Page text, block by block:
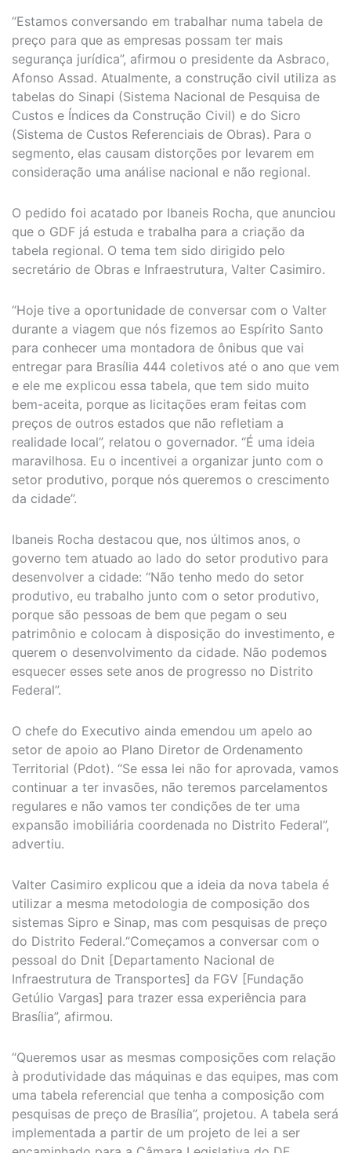
“Estamos conversando em trabalhar numa tabela de
preço para que as empresas possam ter mais
segurança jurídica”, afirmou o presidente da Asbraco,
Afonso Assad. Atualmente, a construção civil utiliza as
tabelas do Sinapi (Sistema Nacional de Pesquisa de
Custos e Índices da Construção Civil) e do Sicro
(Sistema de Custos Referenciais de Obras). Para o
segmento, elas causam distorções por levarem em
consideração uma análise nacional e não regional.
O pedido foi acatado por Ibaneis Rocha, que anunciou
que o GDF já estuda e trabalha para a criação da
tabela regional. O tema tem sido dirigido pelo
secretário de Obras e Infraestrutura, Valter Casimiro.
“Hoje tive a oportunidade de conversar com o Valter
durante a viagem que nós fizemos ao Espírito Santo
para conhecer uma montadora de ônibus que vai
entregar para Brasília 444 coletivos até o ano que vem
e ele me explicou essa tabela, que tem sido muito
bem-aceita, porque as licitações eram feitas com
preços de outros estados que não refletiam a
realidade local”, relatou o governador. “É uma ideia
maravilhosa. Eu o incentivei a organizar junto com o
setor produtivo, porque nós queremos o crescimento
da cidade”.
Ibaneis Rocha destacou que, nos últimos anos, o
governo tem atuado ao lado do setor produtivo para
desenvolver a cidade: “Não tenho medo do setor
produtivo, eu trabalho junto com o setor produtivo,
porque são pessoas de bem que pegam o seu
patrimônio e colocam à disposição do investimento, e
querem o desenvolvimento da cidade. Não podemos
esquecer esses sete anos de progresso no Distrito
Federal”.
O chefe do Executivo ainda emendou um apelo ao
setor de apoio ao Plano Diretor de Ordenamento
Territorial (Pdot). “Se essa lei não for aprovada, vamos
continuar a ter invasões, não teremos parcelamentos
regulares e não vamos ter condições de ter uma
expansão imobiliária coordenada no Distrito Federal”,
advertiu.
Valter Casimiro explicou que a ideia da nova tabela é
utilizar a mesma metodologia de composição dos
sistemas Sipro e Sinap, mas com pesquisas de preço
do Distrito Federal.“Começamos a conversar com o
pessoal do Dnit [Departamento Nacional de
Infraestrutura de Transportes] da FGV [Fundação
Getúlio Vargas] para trazer essa experiência para
Brasília”, afirmou.
“Queremos usar as mesmas composições com relação
à produtividade das máquinas e das equipes, mas com
uma tabela referencial que tenha a composição com
pesquisas de preço de Brasília”, projetou. A tabela será
implementada a partir de um projeto de lei a ser